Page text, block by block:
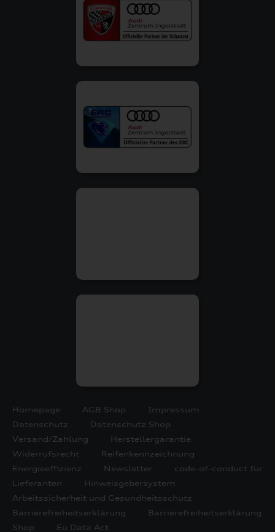
Homepage AGB Shop
Impressum
Datenschutz
Datenschutz Shop
Versand/Zahlung
Herstellergarantie
Widerrufsrecht
Reifenkennzeichnung
Energieeffizienz
Newsletter
code-of-conduct für
Lieferanten
Hinweisgebersystem
Arbeitssicherheit und Gesundheitsschutz
Barrierefreiheitserklärung
Barrierefreiheitserklärung
Shop
Eu Data Act